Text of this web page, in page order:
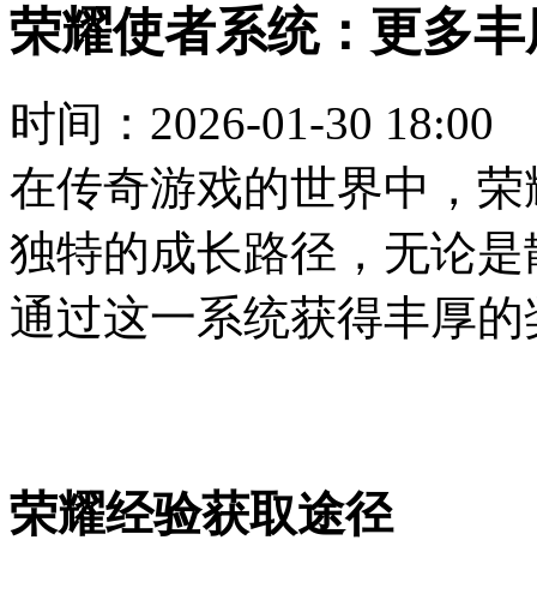
荣耀使者系统：更多
时间： 2026-01-30 18:00
在传奇游戏的世界中，
独特的成长路径，无论
通过这一系统获得丰厚
荣耀经验获取途径